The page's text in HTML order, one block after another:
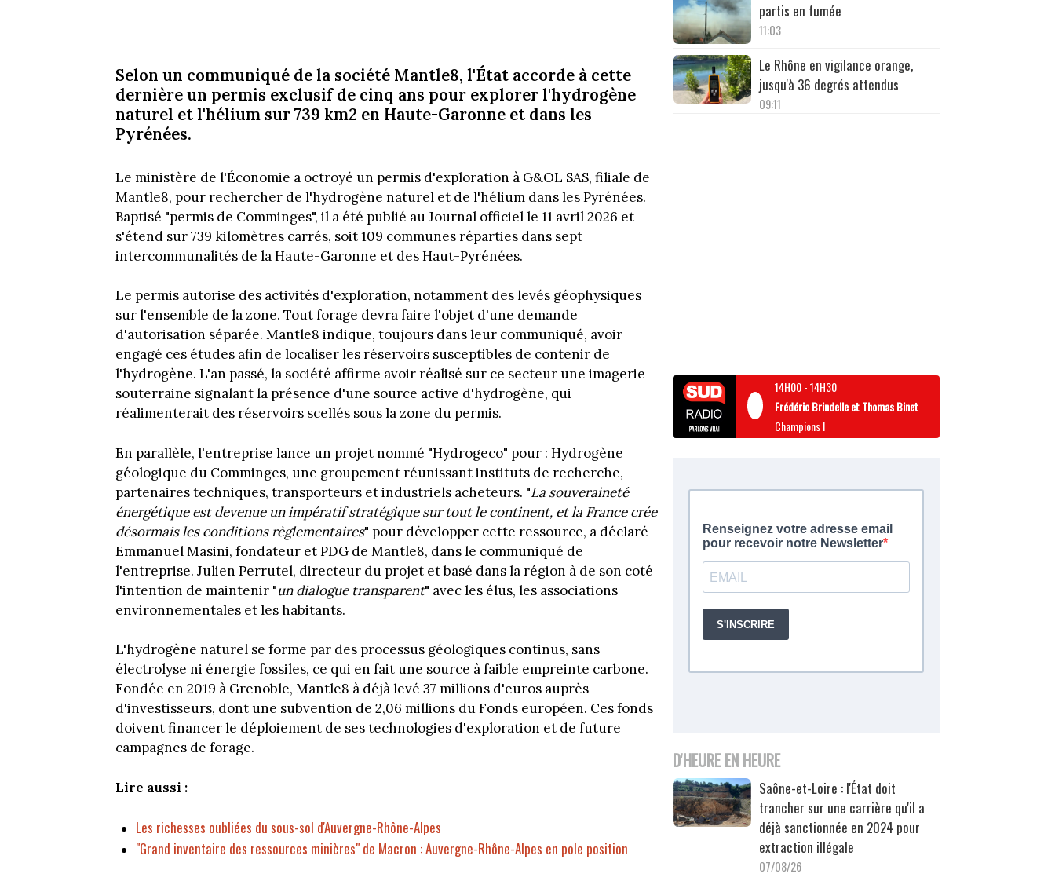
Selon un communiqué de la société Mantle8, l'État accorde à cette
dernière un permis exclusif de cinq ans pour explorer l'hydrogène
naturel et l'hélium sur 739 km2 en Haute-Garonne et dans les
Pyrénées.
Le ministère de l'Économie a octroyé un permis d'exploration à G&OL SAS, filiale de
Mantle8, pour rechercher de l'hydrogène naturel et de l'hélium dans les Pyrénées.
Baptisé "permis de Comminges", il a été publié au Journal officiel le 11 avril 2026 et
s'étend sur 739 kilomètres carrés, soit 109 communes réparties dans sept
intercommunalités de la Haute-Garonne et des Haut-Pyrénées.
Le permis autorise des activités d'exploration, notamment des levés géophysiques
sur l'ensemble de la zone. Tout forage devra faire l'objet d'une demande
d'autorisation séparée. Mantle8 indique, toujours dans leur communiqué, avoir
engagé ces études afin de localiser les réservoirs susceptibles de contenir de
l'hydrogène. L'an passé, la société affirme avoir réalisé sur ce secteur une imagerie
souterraine signalant la présence d'une source active d'hydrogène, qui
réalimenterait des réservoirs scellés sous la zone du permis.
En parallèle, l'entreprise lance un projet nommé "Hydrogeco" pour : Hydrogène
géologique du Comminges, une groupement réunissant instituts de recherche,
partenaires techniques, transporteurs et industriels acheteurs. "La souveraineté
énergétique est devenue un impératif stratégique sur tout le continent, et la France crée
désormais les conditions règlementaires" pour développer cette ressource, a déclaré
Emmanuel Masini, fondateur et PDG de Mantle8, dans le communiqué de
l'entreprise. Julien Perrutel, directeur du projet et basé dans la région à de son coté
l'intention de maintenir "un dialogue transparent" avec les élus, les associations
environnementales et les habitants.
L'hydrogène naturel se forme par des processus géologiques continus, sans
électrolyse ni énergie fossiles, ce qui en fait une source à faible empreinte carbone.
Fondée en 2019 à Grenoble, Mantle8 à déjà levé 37 millions d'euros auprès
d'investisseurs, dont une subvention de 2,06 millions du Fonds européen. Ces fonds
doivent financer le déploiement de ses technologies d'exploration et de future
campagnes de forage.
Lire aussi :
Les richesses oubliées du sous-sol d'Auvergne-Rhône-Alpes
"Grand inventaire des ressources minières" de Macron : Auvergne-Rhône-Alpes en pole position
partis en fumée
11:03
Le Rhône en vigilance orange,
jusqu'à 36 degrés attendus
09:11
14H00-14H30
Frédéric Brindelle et Thomas Binet
Champions !
D'HEURE EN HEURE
Saône-et-Loire : l'État doit
trancher sur une carrière qu'il a
déjà sanctionnée en 2024 pour
extraction illégale
07/08/26